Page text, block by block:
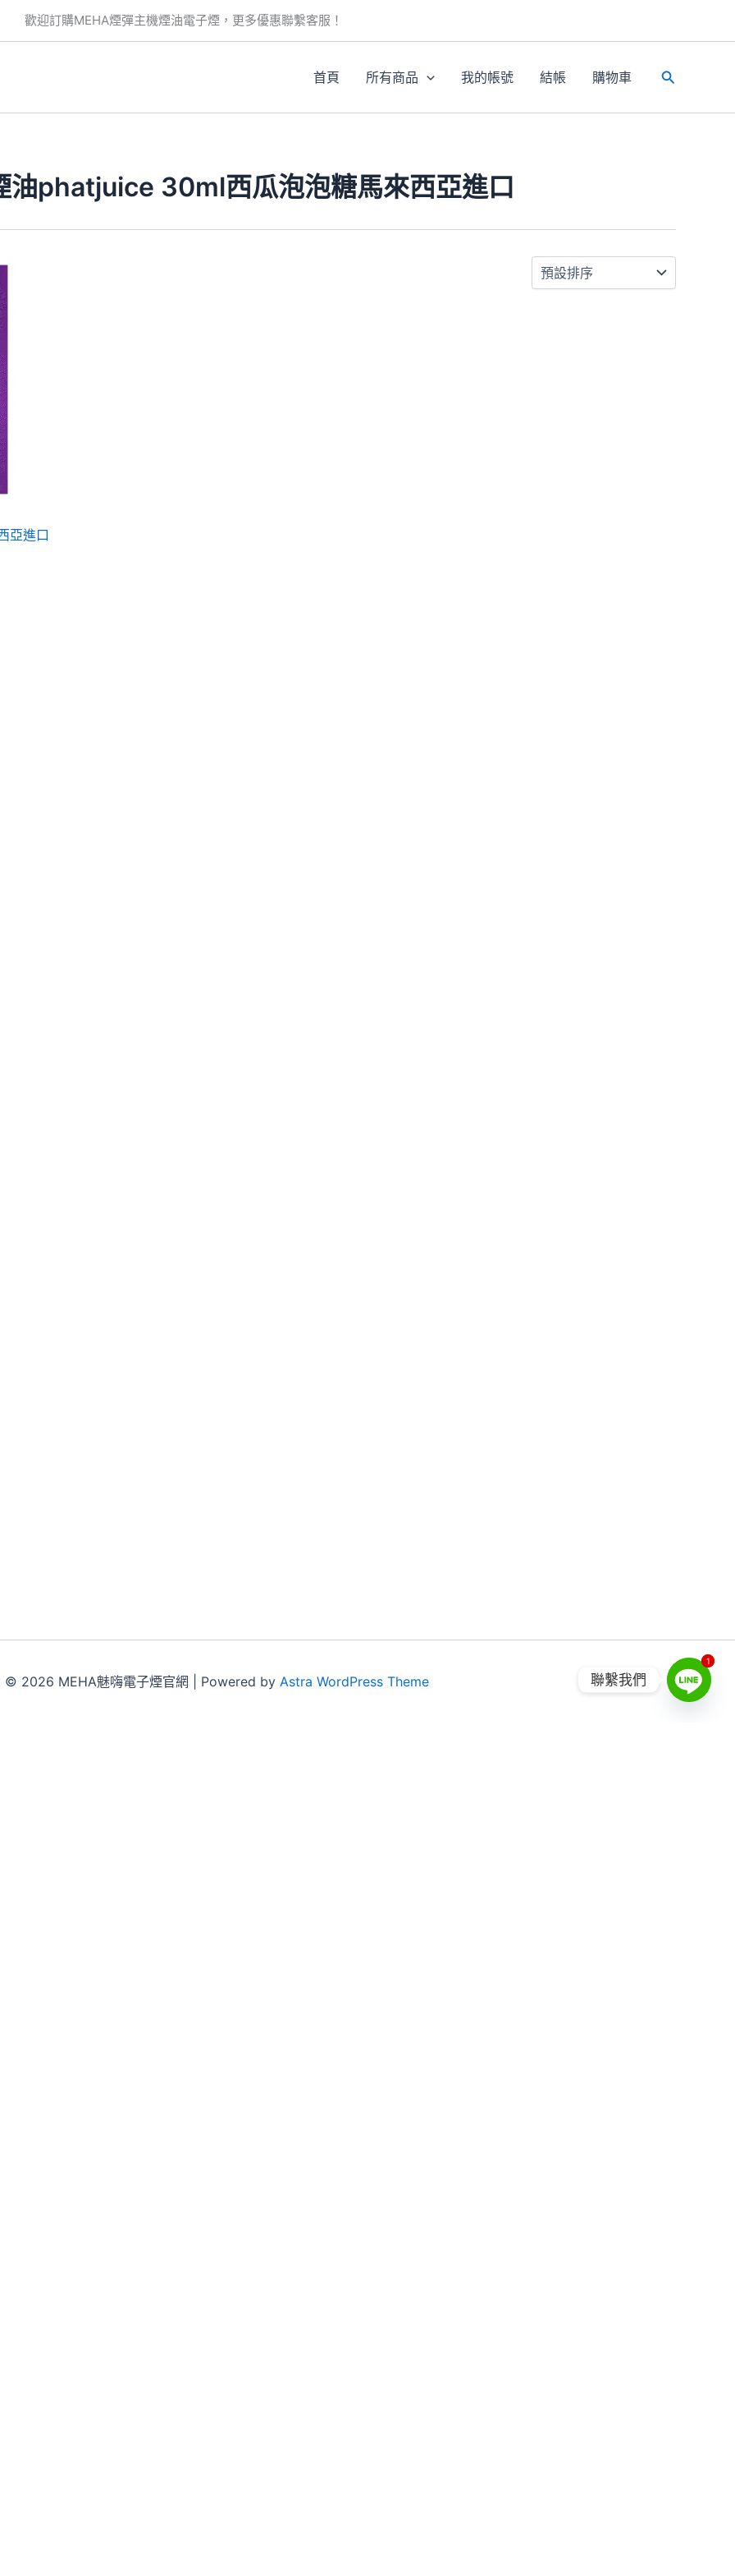
歡迎訂購MEHA煙彈主機煙油電子煙，更多優惠聯繫客服！
首頁 所有商品 我的帳號 結帳 購物車
搜
油phatjuice 30ml西瓜泡泡糖馬來西亞進口
亞進口
2026 MEHA魅嗨電子煙官網 | Powered by Astra WordPress Theme 聯繫我們
11